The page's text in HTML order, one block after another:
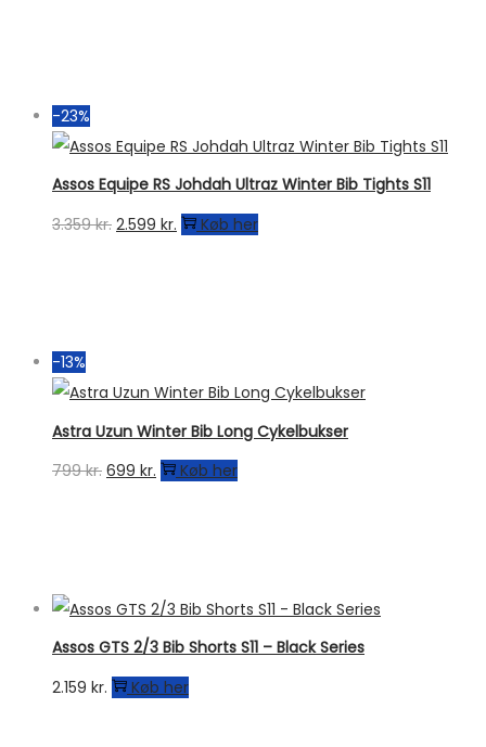
-23%
Assos Equipe RS Johdah Ultraz Winter Bib Tights S11
3.359kr. Den
2.599 kr. DenKøb her
-13%
Astra Uzun Winter Bib Long Cykelbukser
799kr. Den
699 kr. DenKøb her
Assos GTS 2/3 Bib Shorts S11 – Black Series
2.159 kr. Køb her